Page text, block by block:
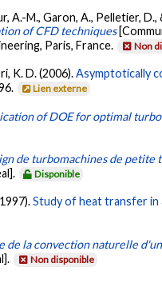
A.-M., Garon, A., Pelletier,
of CFD techniques
Paris, France.
Non
K. D. (2006).Asymptotically
Lien externe
of DOE for optimal
de turbomachines de petite
Disponible
Study of heat transfer in
de la convection naturelle
Non disponible